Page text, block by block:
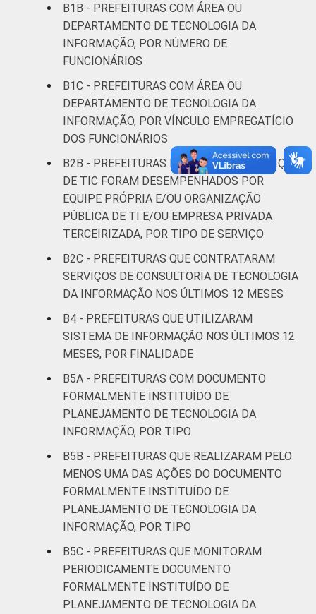
Fonte: CGI.br/NIC.br, Centro Regional de
Estudos para o Desenvolvimento da
Sociedade da Informação (Cetic.br),
Pesquisa sobre o uso das tecnologias de
informação e comunicação no setor público
brasileiro - TIC Governo Eletrônico 2019.
B1B - PREFEITURAS COM ÁREA OU
DEPARTAMENTO DE TECNOLOGIA DA
INFORMAÇÃO, POR NÚMERO DE
FUNCIONÁRIOS
B1C - PREFEITURAS COM ÁREA OU
DEPARTAMENTO DE TECNOLOGIA DA
INFORMAÇÃO, POR VÍNCULO EMPREGATÍCIO
DOS FUNCIONÁRIOS
B2B - PREFEITURAS NAS QUAIS OS SERVIÇOS
DE TIC FORAM DESEMPENHADOS POR
EQUIPE PRÓPRIA E/OU ORGANIZAÇÃO
PÚBLICA DE TI E/OU EMPRESA PRIVADA
TERCEIRIZADA, POR TIPO DE SERVIÇO
B2C - PREFEITURAS QUE CONTRATARAM
SERVIÇOS DE CONSULTORIA DE TECNOLOGIA
DA INFORMAÇÃO NOS ÚLTIMOS 12 MESES
B4 - PREFEITURAS QUE UTILIZARAM
SISTEMA DE INFORMAÇÃO NOS ÚLTIMOS 12
MESES, POR FINALIDADE
B5A - PREFEITURAS COM DOCUMENTO
FORMALMENTE INSTITUÍDO DE
PLANEJAMENTO DE TECNOLOGIA DA
INFORMAÇÃO, POR TIPO
B5B - PREFEITURAS QUE REALIZARAM PELO
MENOS UMA DAS AÇÕES DO DOCUMENTO
FORMALMENTE INSTITUÍDO DE
PLANEJAMENTO DE TECNOLOGIA DA
INFORMAÇÃO, POR TIPO
B5C - PREFEITURAS QUE MONITORAM
PERIODICAMENTE DOCUMENTO
FORMALMENTE INSTITUÍDO DE
PLANEJAMENTO DE TECNOLOGIA DA